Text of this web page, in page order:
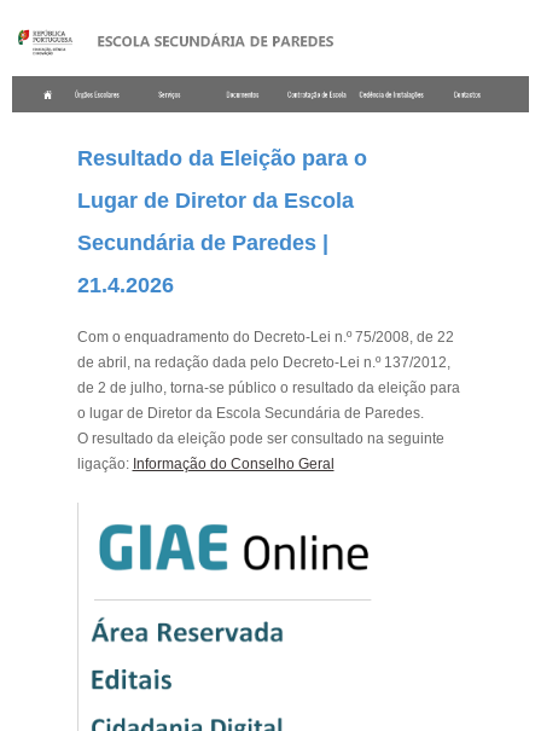
Resultado da Eleição para o
Lugar de Diretor da Escola
Secundária de Paredes |
21.4.2026
Com o enquadramento do Decreto-Lei n.º 75/2008, de 22
de abril, na redação dada pelo Decreto-Lei n.º 137/2012,
de 2 de julho, torna-se público o resultado da eleição para
o lugar de Diretor da Escola Secundária de Paredes.
O resultado da eleição pode ser consultado na seguinte
ligação: Informação do Conselho Geral